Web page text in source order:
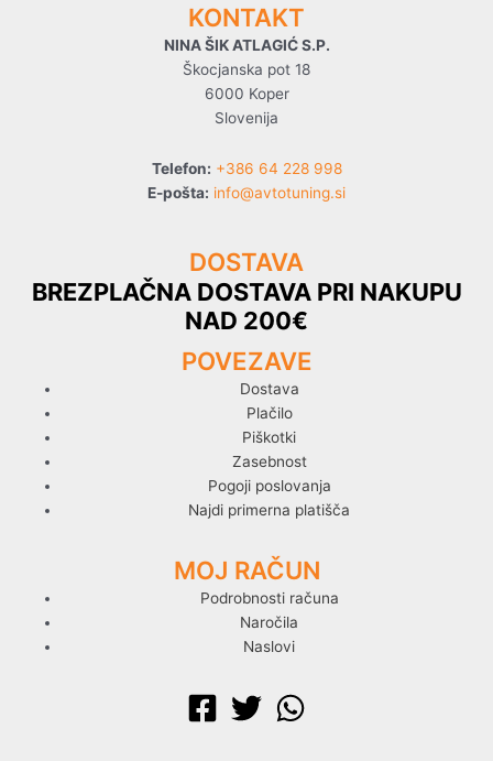
KONTAKT
NINA ŠIK ATLAGIĆ S.P.
Škocjanska pot 18
6000 Koper
Slovenija
Telefon: +386 64 228 998
E-pošta: info@avtotuning.si
DOSTAVA
BREZPLAČNA DOSTAVA PRI NAKUPU
NAD 200€
POVEZAVE
Dostava
Plačilo
Piškotki
Zasebnost
Pogoji poslovanja
Najdi primerna platišča
MOJ RAČUN
Podrobnosti računa
Naročila
Naslovi